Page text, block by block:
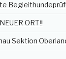
ORT‼️
Sektion